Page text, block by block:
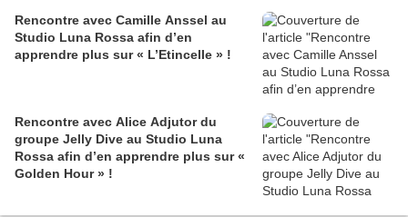
Rencontre avec Camille Anssel au
Studio Luna Rossa afin d’en
apprendre plus sur « L’Etincelle » !
Rencontre avec Alice Adjutor du
groupe Jelly Dive au Studio Luna
Rossa afin d’en apprendre plus sur «
Golden Hour » !